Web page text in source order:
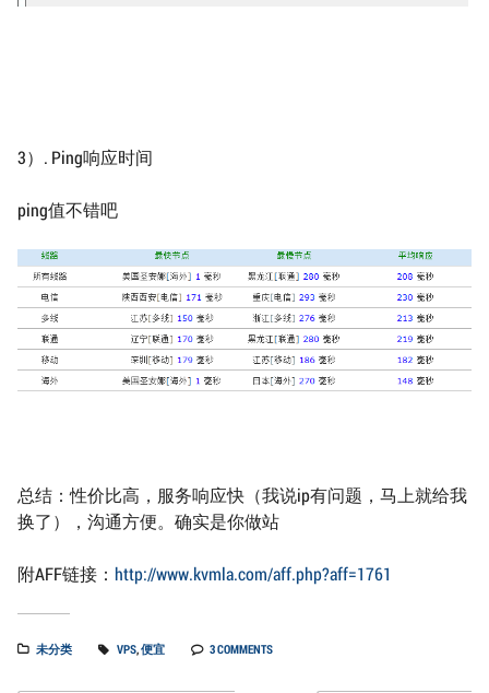
3）. Ping响应时间
ping值不错吧
总结：性价比高，服务响应快（我说ip有问题，马上就给我
换了），沟通方便。确实是你做站
附AFF链接： http://www.kvmla.com/aff.php?aff=1761
未分类 VPS,便宜 3 COMMENTS